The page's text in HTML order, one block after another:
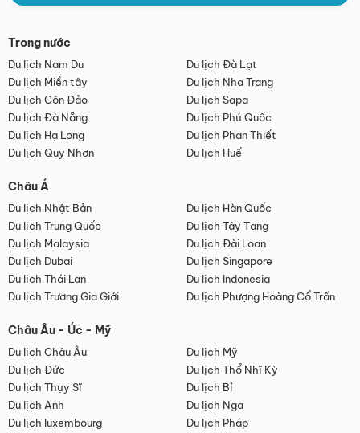
Trong nước
Du lịch Nam Du
Du lịch Đà Lạt
Du lịch Miền tây
Du lịch Nha Trang
Du lịch Côn Đảo
Du lịch Sapa
Du lịch Đà Nẵng
Du lịch Phú Quốc
Du lịch Hạ Long
Du lịch Phan Thiết
Du lịch Quy Nhơn
Du lịch Huế
Châu Á
Du lịch Nhật Bản
Du lịch Hàn Quốc
Du lịch Trung Quốc
Du lịch Tây Tạng
Du lịch Malaysia
Du lịch Đài Loan
Du lịch Dubai
Du lịch Singapore
Du lịch Thái Lan
Du lịch Indonesia
Du lịch Trương Gia Giới
Du lịch Phượng Hoàng Cổ Trấn
Châu Âu - Úc - Mỹ
Du lịch Châu Âu
Du lịch Mỹ
Du lịch Đức
Du lịch Thổ Nhĩ Kỳ
Du lịch Thụy Sĩ
Du lịch Bỉ
Du lịch Anh
Du lịch Nga
Du lịch luxembourg
Du lịch Pháp